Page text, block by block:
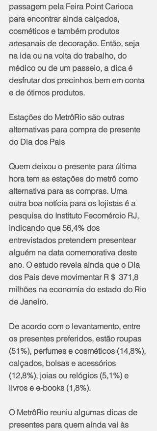
passagem pela Feira Point Carioca
para encontrar ainda calçados,
cosméticos e também produtos
artesanais de decoração. Então, seja
na ida ou na volta do trabalho, do
médico ou de um passeio, a dica é
desfrutar dos precinhos bem em conta
e de ótimos produtos.
Estações do MetrôRio são outras
alternativas para compra de presente
do Dia dos Pais
Quem deixou o presente para última
hora tem as estações do metrô como
alternativa para as compras. Uma
outra boa notícia para os lojistas é a
pesquisa do Instituto Fecomércio RJ,
indicando que 56,4% dos
entrevistados pretendem presentear
alguém na data comemorativa deste
ano. O estudo revela ainda que o Dia
dos Pais deve movimentar R＄ 371,8
milhões na economia do estado do Rio
de Janeiro.
De acordo com o levantamento, entre
os presentes preferidos, estão roupas
(51%), perfumes e cosméticos (14,8%),
calçados, bolsas e acessórios
(12,8%), joias ou relógios (5,1%) e
livros e e-books (1,8%).
O MetrôRio reuniu algumas dicas de
presentes para quem ainda vai às